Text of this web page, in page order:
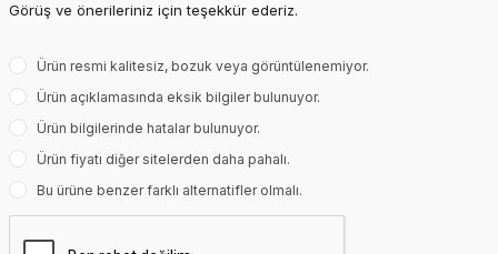
Görüş ve önerileriniz için teşekkür ederiz.
Ürün resmi kalitesiz, bozuk veya görüntülenemiyor.
Ürün açıklamasında eksik bilgiler bulunuyor.
Ürün bilgilerinde hatalar bulunuyor.
Ürün fiyatı diğer sitelerden daha pahalı.
Bu ürüne benzer farklı alternatifler olmalı.